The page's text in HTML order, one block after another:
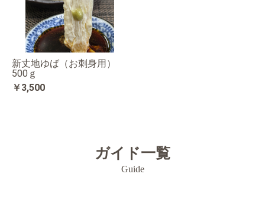
新丈地ゆば（お刺身用）
500ｇ
￥3,500
ガイド一覧
Guide